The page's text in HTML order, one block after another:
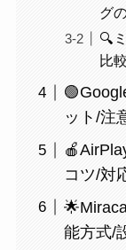
グ
🔍
比
ット/注
コツ/対
能方式/